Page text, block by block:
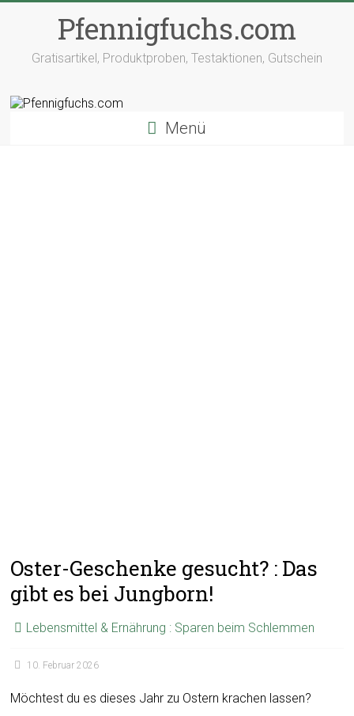
Pfennigfuchs.com
Gratisartikel, Produktproben, Testaktionen, Gutschein
Menü
Oster-Geschenke gesucht? : Das
gibt es bei Jungborn!
Lebensmittel & Ernährung : Sparen beim Schlemmen
10. Februar 2026
Möchtest du es dieses Jahr zu Ostern krachen lassen?